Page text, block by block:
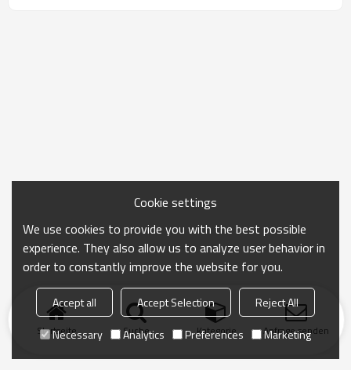
Startseite Suche Kategorie Anfrage senden
Cookie settings
We use cookies to provide you with the best possible
experience. They also allow us to analyze user behavior in
order to constantly improve the website for you.
Accept all Accept Selection
Reject All
Necessary
Analytics Preferences Marketing